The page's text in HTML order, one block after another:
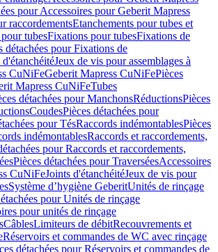
pour Accessoires pour Geberit Mapress
raccordementsEtanchements pour tubes et
tubesFixations pour tubesFixations de
détachées pour Fixations de
d'étanchéitéJeux de vis pour assemblages à
CuNiFeGeberit Mapress CuNiFePièces
Mapress CuNiFeTubes
détachées pour ManchonsRéductionsPièces
CoudesPièces détachées pour
pour TésRaccords indémontablesPièces
indémontablesRaccords et raccordements,
pour Raccords et raccordements,
Pièces détachées pour TraverséesAccessoires
CuNiFeJoints d'étanchéitéJeux de vis pour
Système d’hygiène GeberitUnités de rinçage
pour Unités de rinçage
pour unités de rinçage
CâblesLimiteurs de débitRecouvrements et
Réservoirs et commandes de WC avec rinçage
détachées pour Réservoirs et commandes de